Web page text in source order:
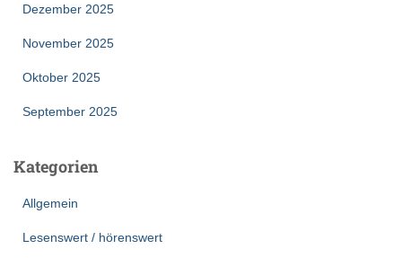
Dezember 2025
November 2025
Oktober 2025
September 2025
Kategorien
Allgemein
Lesenswert / hörenswert